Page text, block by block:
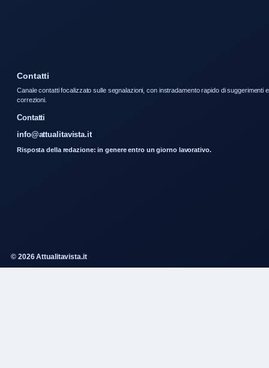
Contatti
Canale contatti focalizzato sulle segnalazioni, con instradamento rapido di suggerimenti e
correzioni.
Contatti
info@attualitavista.it
Risposta della redazione: in genere entro un giorno lavorativo.
© 2026 Attualitavista.it